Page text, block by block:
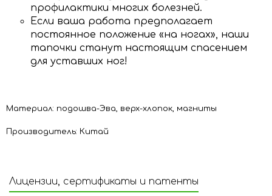
профилактики многих болезней.
Если ваша работа предполагает
постоянное положение «на ногах», наши
тапочки станут настоящим спасением
для уставших ног!
Материал: подошва-Эва, верх-хлопок, магниты
Производитель: Китай
Лицензии, сертификаты и патенты